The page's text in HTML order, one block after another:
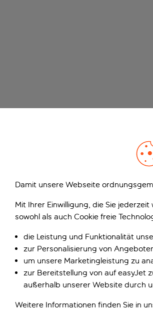
Damit unsere Webseite
Mit Ihrer Einwilligung, die Sie
sowohl als auch Cookie freie
die Leistung und Funktionalität
zur Personalisierung von
um unsere Marketingleistung zu
zur Bereitstellung von auf easyJet
außerhalb unserer Website durch
Weitere Informationen finden Sie in